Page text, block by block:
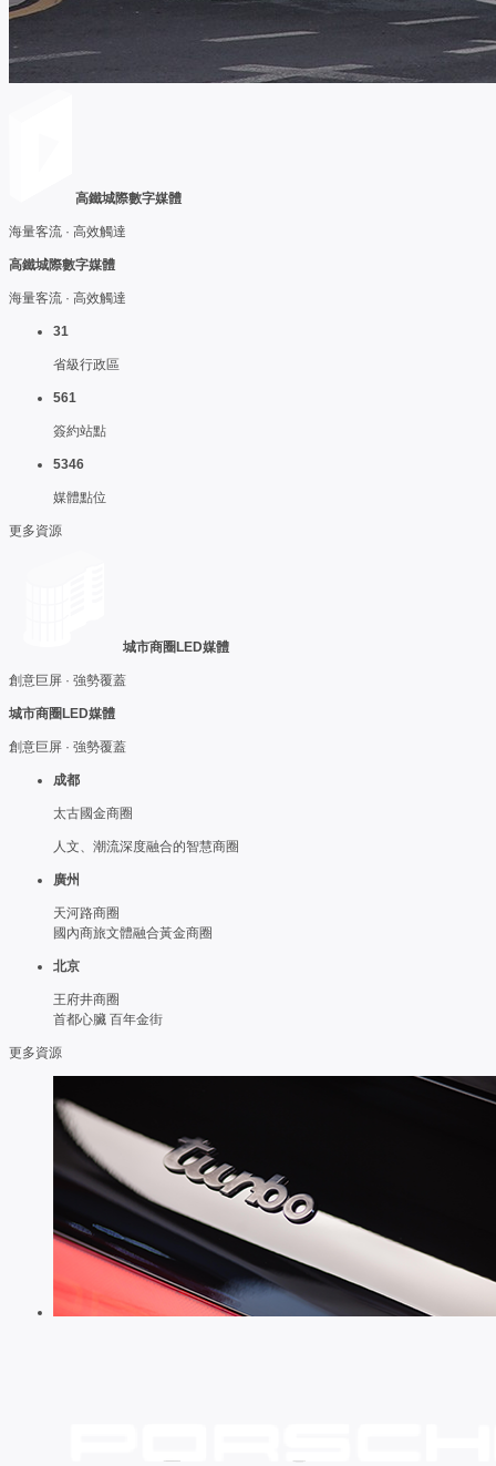
高鐵城際數字媒體
海量客流 · 高效觸達
高鐵城際數字媒體
海量客流 · 高效觸達
31
省級行政區
561
簽約站點
5346
媒體點位
更多資源
城市商圈LED媒體
創意巨屏 · 強勢覆蓋
城市商圈LED媒體
創意巨屏 · 強勢覆蓋
成都
太古國金商圈
人文、潮流深度融合的智慧商圈
廣州
天河路商圈
國內商旅文體融合黃金商圈
北京
王府井商圈
首都心臟 百年金街
更多資源